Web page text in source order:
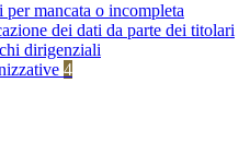
per mancata o incompleta
dei dati da parte dei titolari
dirigenziali
4